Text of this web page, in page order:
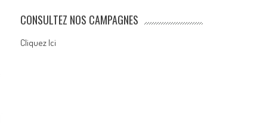
CONSULTEZ NOS CAMPAGNES
Cliquez Ici